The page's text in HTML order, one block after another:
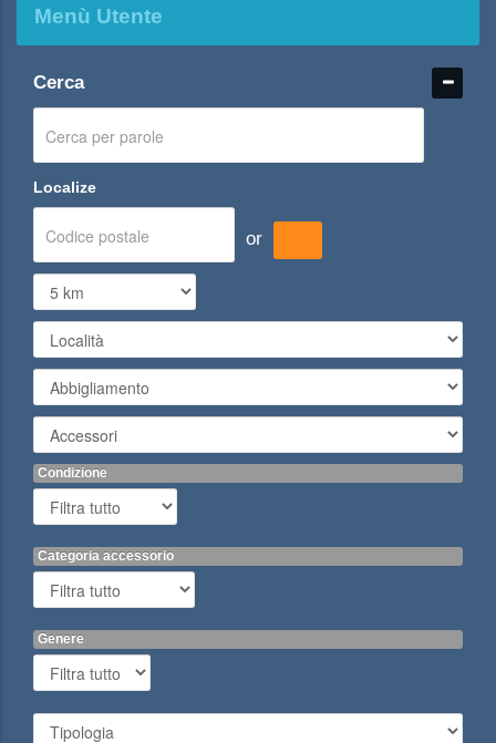
Menù Utente
Cerca
Localize
or
Condizione
Categoria accessorio
Genere